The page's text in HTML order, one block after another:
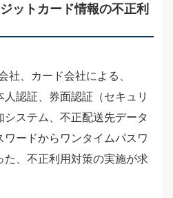
ットカード情報の不正利
社、カード会社による、
認証、券面認証（セキュリ
ステム、不正配送先データ
ードからワンタイムパスワ
た、不正利用対策の実施が求